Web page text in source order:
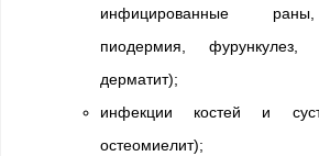
инфицированные
пиодермия, фурункулез,
дерматит);
инфекции костей и
остеомиелит);